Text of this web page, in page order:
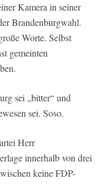
Kamera in seiner
Brandenburgwahl.
Worte. Selbst
gemeinten
sei „bitter“ und
sei. Soso.
Herr
innerhalb von drei
keine FDP-